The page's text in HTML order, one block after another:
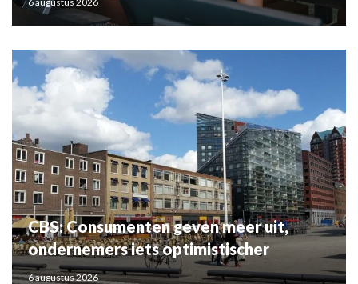
CBS: Consumenten geven meer uit,
ondernemers iets optimistischer
6 augustus 2026